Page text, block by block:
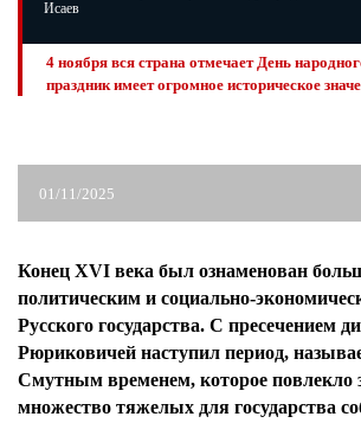
Исаев
4 ноября вся страна отмечает День
праздник имеет огромное историческое
01/11/2025
Конец XVI века был ознаменован
политическим и социально-
Русского государства. С пресечением
Рюриковичей наступил период,
Смутным временем, которое повлекло
множество тяжелых для государства